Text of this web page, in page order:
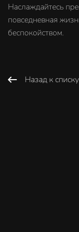
Наслаждайтесь
повседневная
беспокойством.
Назад к списку